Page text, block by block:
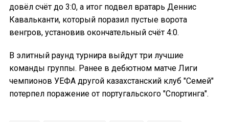
довёл счёт до 3:0, а итог подвел вратарь Деннис
Кавальканти, который поразил пустые ворота
венгров, установив окончательный счёт 4:0.
В элитный раунд турнира выйдут три лучшие
команды группы. Ранее в дебютном матче Лиги
чемпионов УЕФА другой казахстанский клуб "Семей"
потерпел поражение от португальского "Спортинга".